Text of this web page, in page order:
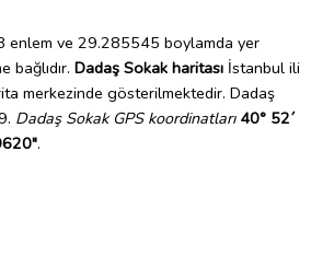
ve 29.285545 boylamda yer
bağlıdır. Dadaş Sokak haritası İstanbul ili
merkezinde gösterilmektedir. Dadaş
Dadaş Sokak GPS koordinatları 40° 52´
.